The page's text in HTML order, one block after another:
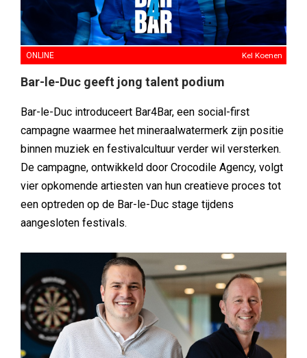
ONLINE Kel Koenen
Bar-le-Duc geeft jong talent podium
​Bar-le-Duc introduceert Bar4Bar, een social-first
campagne waarmee het mineraalwatermerk zijn positie
binnen muziek en festivalcultuur verder wil versterken.
De campagne, ontwikkeld door Crocodile Agency, volgt
vier opkomende artiesten van hun creatieve proces tot
een optreden op de Bar-le-Duc stage tijdens
aangesloten festivals.